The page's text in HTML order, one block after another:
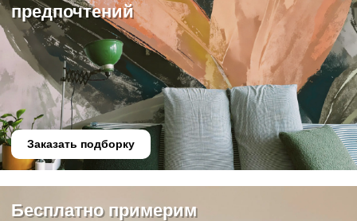
предпочтений
Заказать подборку
Бесплатно примерим